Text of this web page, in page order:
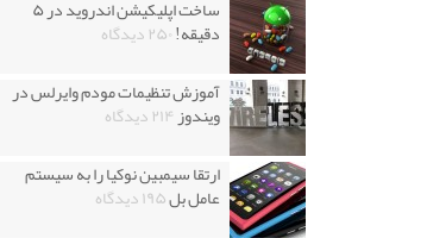
ساخت اپلیکیشن اندروید در ۵
دقیقه!۲۵۰ دیدگاه
آموزش تنظیمات مودم وایرلس در
ویندوز۲۱۴ دیدگاه
ارتقا سیمبین نوکیا را به سیستم
عامل بل۱۹۵ دیدگاه